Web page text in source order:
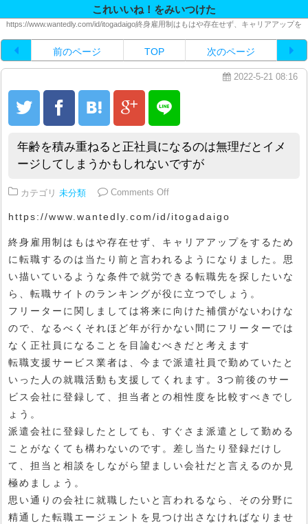
これいいね！をみいつけた
https://www.wantedly.com/id/itogadaigo終身雇用制はもはや存在せず、キャリアアップを
前のページ TOP 次のページ
2022-5-21 08:16
年齢を積み重ねると正社員になるのは無理だとイメ
ージしてしまうかもしれないですが
カテゴリ 未分類 Comments Offon 年齢を積み重ねると正社員に
https://www.wantedly.com/id/itogadaigo
終身雇用制はもはや存在せず、キャリアアップをするため
に転職するのは当たり前と言われるようになりました。思
い描いているような条件で就労できる転職先を探したいな
ら、転職サイトのランキングが役に立つでしょう。
フリーターに関しましては将来に向けた補償がないわけな
ので、なるべくそれほど年が行かない間にフリーターでは
なく正社員になることを目論むべきだと考えます
転職支援サービス業者は、今まで派遣社員で勤めていたと
いった人の就職活動も支援してくれます。3つ前後のサー
ビス会社に登録して、担当者との相性度を比較すべきでし
ょう。
派遣会社に登録したとしても、すぐさま派遣として勤める
ことがなくても構わないのです。差し当たり登録だけし
て、担当と相談をしながら望ましい会社だと言えるのか見
極めましょう。
思い通りの会社に就職したいと言われるなら、その分野に
精通した転職エージェントを見つけ出さなければなりませ